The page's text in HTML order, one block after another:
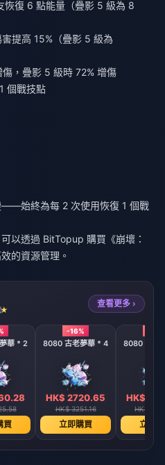
恢復 6 點能量（疊影 5 級為 8
提高 15%（疊影 5 級為
，疊影 5 級時 72% 增傷
個戰技點
——始終為每 2 次使用恢復 1 個戰
以透過 BitTopup 購買《崩壞：
的資源管理。
查看更多 ›
華 * 2
買
-16%
8080 古老夢華 * 4
HK$ 2720.65
HK$ 3251.16
立即購買
8080 古老
HK$
HK$
立即